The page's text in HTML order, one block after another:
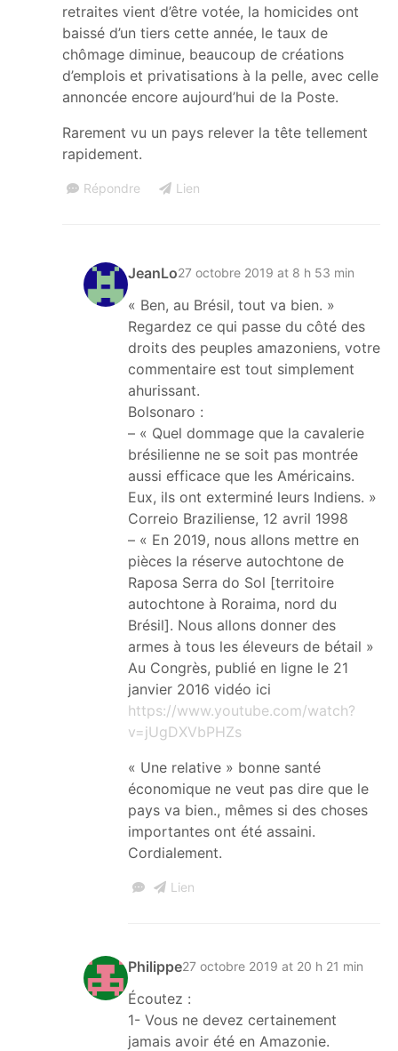
retraites vient d’être votée, la homicides ont
baissé d’un tiers cette année, le taux de
chômage diminue, beaucoup de créations
d’emplois et privatisations à la pelle, avec celle
annoncée encore aujourd’hui de la Poste.
Rarement vu un pays relever la tête tellement
rapidement.
Répondre Lien
JeanLo27 octobre 2019 at 8 h 53 min
« Ben, au Brésil, tout va bien. »
Regardez ce qui passe du côté des
droits des peuples amazoniens, votre
commentaire est tout simplement
ahurissant.
Bolsonaro :
– « Quel dommage que la cavalerie
brésilienne ne se soit pas montrée
aussi efficace que les Américains.
Eux, ils ont exterminé leurs Indiens. »
Correio Braziliense, 12 avril 1998
– « En 2019, nous allons mettre en
pièces la réserve autochtone de
Raposa Serra do Sol [territoire
autochtone à Roraima, nord du
Brésil]. Nous allons donner des
armes à tous les éleveurs de bétail »
Au Congrès, publié en ligne le 21
janvier 2016 vidéo ici
https://www.youtube.com/watch?
v=jUgDXVbPHZs
« Une relative » bonne santé
économique ne veut pas dire que le
pays va bien., mêmes si des choses
importantes ont été assaini.
Cordialement.
Lien
Philippe27 octobre 2019 at 20 h 21 min
Écoutez :
1- Vous ne devez certainement
jamais avoir été en Amazonie.